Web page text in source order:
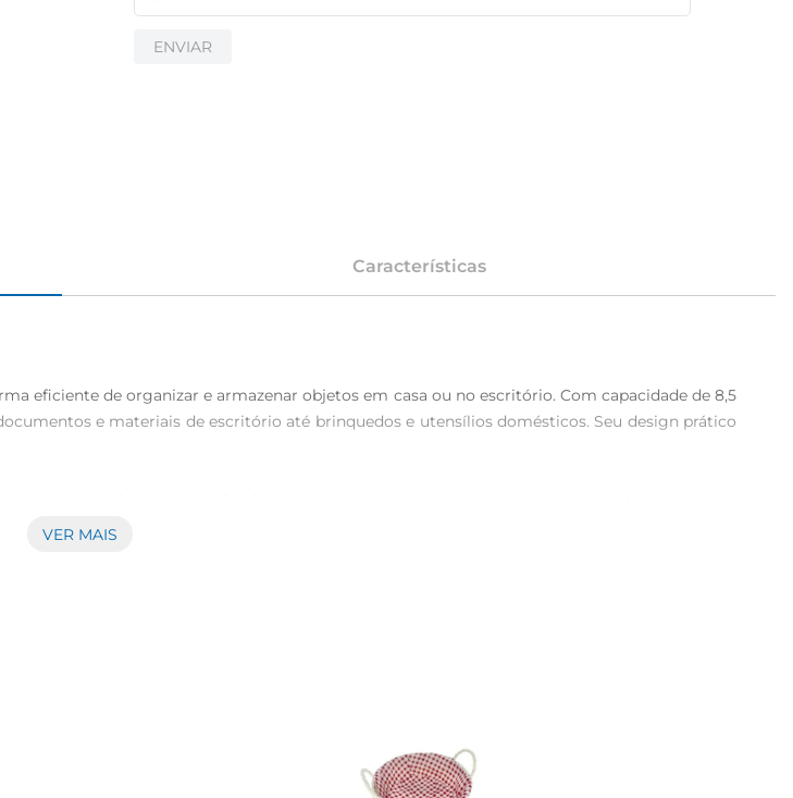
ENVIAR
Características
eficiente de organizar e armazenar objetos em casa ou no escritório. Com capacidade de 8,5
e materiais de escritório até brinquedos e utensílios domésticos. Seu design prático
do material possibilita visualizar o conteúdo facilmente, evitando a necessidade de
necessidades, ajudando a manter a ordem e a limpeza dos ambientes.
espaço e manter a organização em diferentes ambientes. Com seu design funcional e versátil,
VER MAIS